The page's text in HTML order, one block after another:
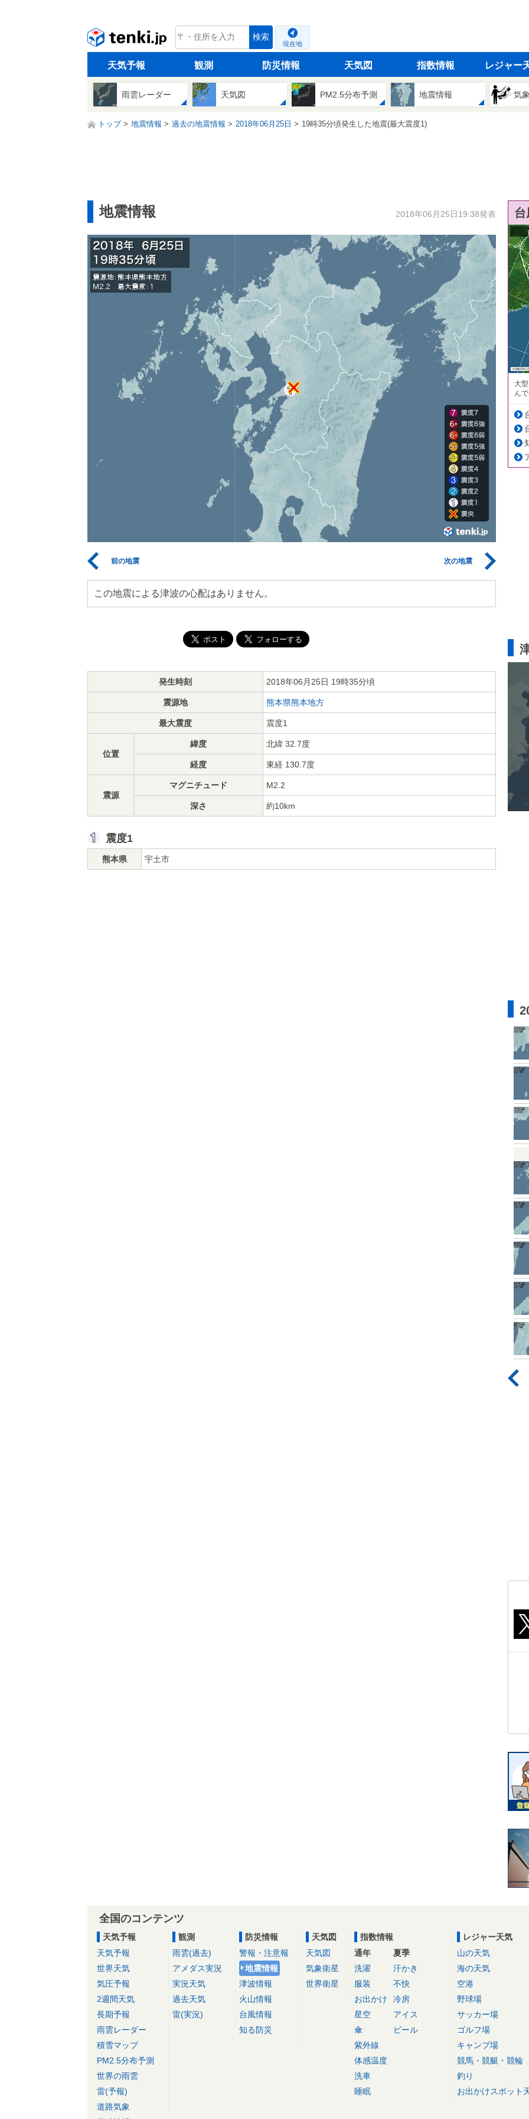
tenki.jp 検索
現在地
天気予報 観測 防災情報 天気図 指数情報 レジャー
雨雲レーダー 天気図 PM2.5分布予測 地震情報 気
トップ 地震情報 過去の地震情報 2018年06月25日 19時35分頃発生した地震(最大震度1)
地震情報 2018年06月25日19:38発表
前の地震 次の地震
この地震による津波の心配はありません。
発生時刻 2018年06月25日 19時35分頃
震源地 熊本県熊本地方
最大震度 震度1
位置
緯度 北緯 32.7度
経度 東経 130.7度
震源
マグニチュード M2.2
深さ 約10km
震度1
熊本県 宇土市
大
ん
全国のコンテンツ
天気予報
天気予報
世界天気
気圧予報
2週間天気
長期予報
雨雲レーダー
積雪マップ
PM2.5分布予測
世界の雨雲
雷(予報)
道路気象
観測
雨雲(過去)
アメダス実況
実況天気
過去天気
雷(実況)
防災情報
警報・注意報
地震情報
津波情報
火山情報
台風情報
知る防災
天気図
天気図
気象衛星
世界衛星
指数情報
通年
洗濯
服装
お出かけ
星空
傘
紫外線
体感温度
洗車
睡眠
夏季
汗かき
不快
冷房
アイス
ビール
レジャー天気
山の天気
海の天気
空港
野球場
サッカー場
ゴルフ場
キャンプ場
競馬・競艇・競輪
釣り
お出かけスポット